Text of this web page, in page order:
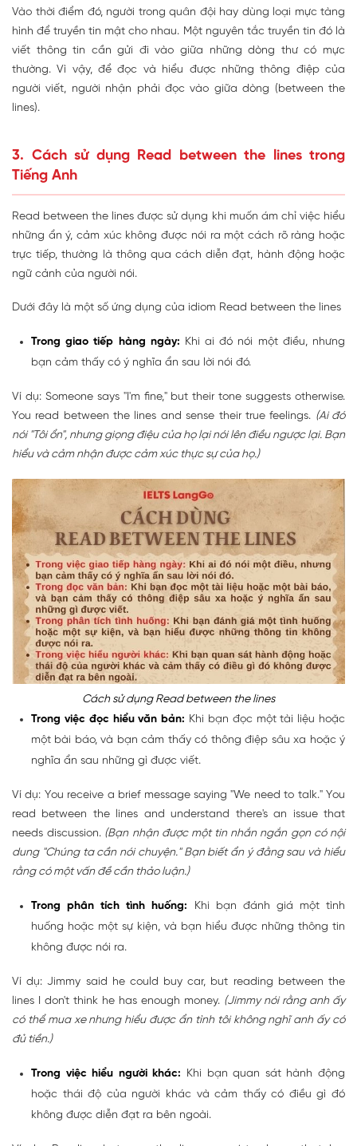
Vào thời điểm đó, người trong quân đội hay dùng loại mực tàng
hình để truyền tin mật cho nhau. Một nguyên tắc truyền tin đó là
viết thông tin cần gửi đi vào giữa những dòng thư có mực
thường. Vì vậy, để đọc và hiểu được những thông điệp của
người viết, người nhận phải đọc vào giữa dòng (between the
lines).
3. Cách sử dụng Read between the lines trong
Tiếng Anh
Read between the lines được sử dụng khi muốn ám chỉ việc hiểu
những ẩn ý, cảm xúc không được nói ra một cách rõ ràng hoặc
trực tiếp, thường là thông qua cách diễn đạt, hành động hoặc
ngữ cảnh của người nói.
Dưới đây là một số ứng dụng của idiom Read between the lines
Trong giao tiếp hàng ngày: Khi ai đó nói một điều, nhưng
bạn cảm thấy có ý nghĩa ẩn sau lời nói đó.
Ví dụ: Someone says "I'm fine," but their tone suggests otherwise.
You read between the lines and sense their true feelings. (Ai đó
nói "Tôi ổn", nhưng giọng điệu của họ lại nói lên điều ngược lại. Bạn
hiểu và cảm nhận được cảm xúc thực sự của họ.)
Cách sử dụng Read between the lines
Trong việc đọc hiểu văn bản: Khi bạn đọc một tài liệu hoặc
một bài báo, và bạn cảm thấy có thông điệp sâu xa hoặc ý
nghĩa ẩn sau những gì được viết.
Ví dụ: You receive a brief message saying "We need to talk." You
read between the lines and understand there's an issue that
needs discussion. (Bạn nhận được một tin nhắn ngắn gọn có nội
dung "Chúng ta cần nói chuyện." Bạn biết ẩn ý đằng sau và hiểu
rằng có một vấn đề cần thảo luận.)
Trong phân tích tình huống:
Khi bạn đánh giá một tình
huống hoặc một sự kiện, và bạn hiểu được những thông tin
không được nói ra.
Ví dụ: Jimmy said he could buy car, but reading between the
lines I don't think he has enough money. (Jimmy nói rằng anh ấy
có thể mua xe nhưng hiểu được ẩn tình tôi không nghĩ anh ấy có
đủ tiền.)
Trong việc hiểu người khác: Khi bạn quan sát hành động
hoặc thái độ của người khác và cảm thấy có điều gì đó
không được diễn đạt ra bên ngoài.